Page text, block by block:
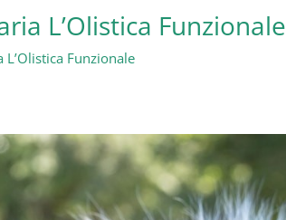
L’Olistica Funzionale
Funzionale